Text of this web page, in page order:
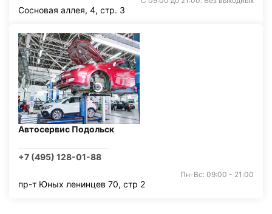
Сосновая аллея, 4, стр. 3
Автосервис Подольск
+7 (495) 128-01-88
Пн-Вс: 09:00 - 21:00
пр-т Юных ленинцев 70, стр 2